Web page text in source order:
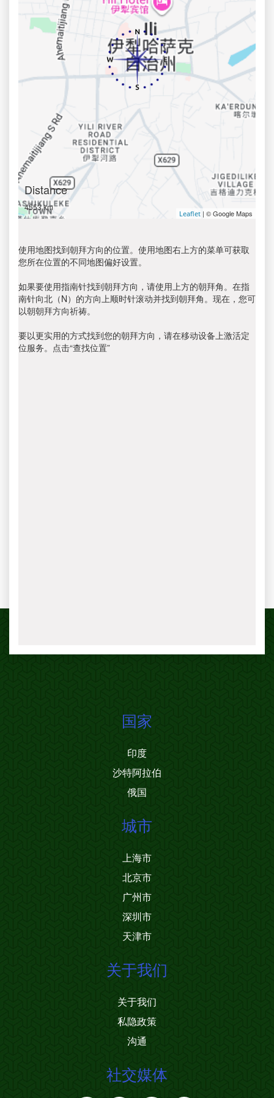
Distance
4553 km
Leaflet | © Google Maps
使用地图找到朝拜方向的位置。使用地图右上方的菜单可获取
您所在位置的不同地图偏好设置。
如果要使用指南针找到朝拜方向，请使用上方的朝拜角。在指
南针向北（N）的方向上顺时针滚动并找到朝拜角。现在，您可
以朝朝拜方向祈祷。
要以更实用的方式找到您的朝拜方向，请在移动设备上激活定
位服务。点击“查找位置”
国家
印度
沙特阿拉伯
俄国
城市
上海市
北京市
广州市
深圳市
天津市
关于我们
关于我们
私隐政策
沟通
社交媒体